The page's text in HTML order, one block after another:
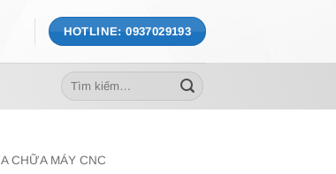
HOTLINE: 0937029193
Tìm
kiếm:
CHỮA MÁY CNC